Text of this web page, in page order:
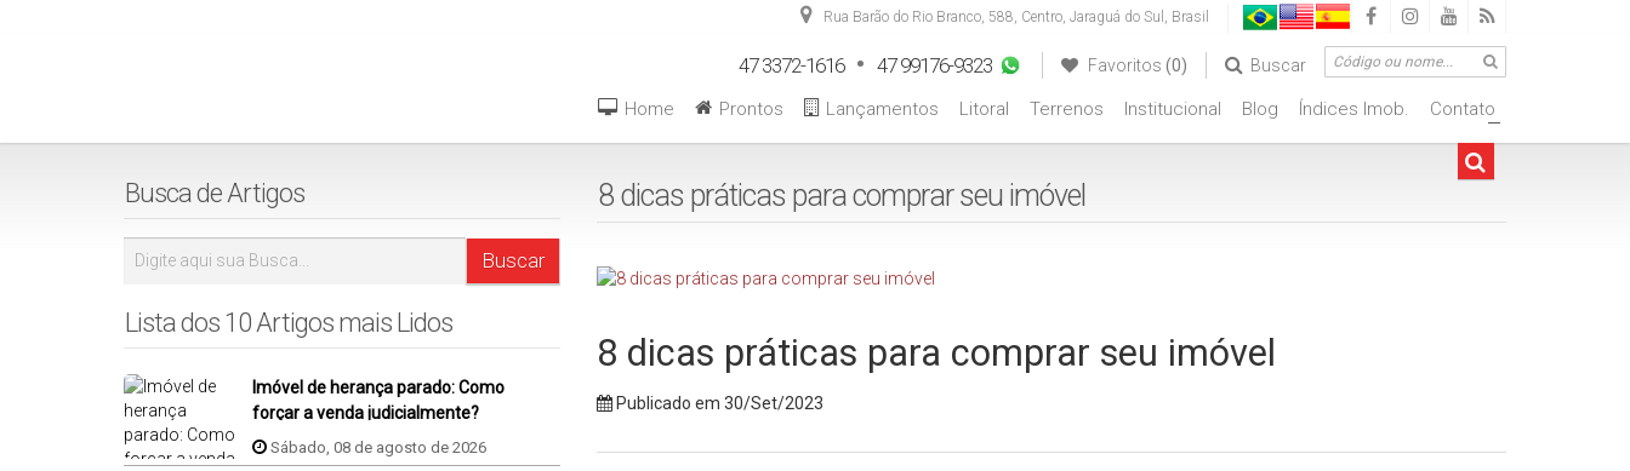
Rua Barão do Rio Branco, 588, Centro, Jaraguá do Sul , Brasil
Buscar
Favoritos (0)
47 3372-1616 47 99176-9323
+
Contato
Índices Imob.
Blog
Institucional
Terrenos
Litoral
Lançamentos
Prontos
Home
Busca de Artigos
Lista dos 10 Artigos mais Lidos
Imóvel de herança parado: Como
forçar a venda judicialmente?
Sábado, 08 de agosto de 2026
8 dicas práticas para comprar seu imóvel
8 dicas práticas para comprar seu imóvel
Publicado em 30/Set/2023